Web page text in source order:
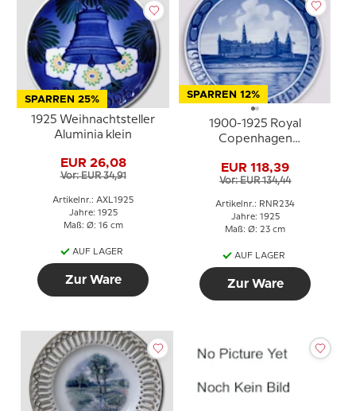
SPARREN 25%
1925 Weihnachtsteller
Aluminia klein
EUR 26,08
Vor: EUR 34,91
Artikelnr.: AXL1925
Jahre: 1925
Maß: Ø: 16 cm
AUF LAGER
Zur Ware
SPARREN 12%
1900-1925 Royal
Copenhagen
Teller, HAMLET 1900 25
NOVEMBER - 1925
EUR 118,39
Vor: EUR 134,44
Artikelnr.: RNR234
Jahre: 1925
Maß: Ø: 23 cm
AUF LAGER
Zur Ware